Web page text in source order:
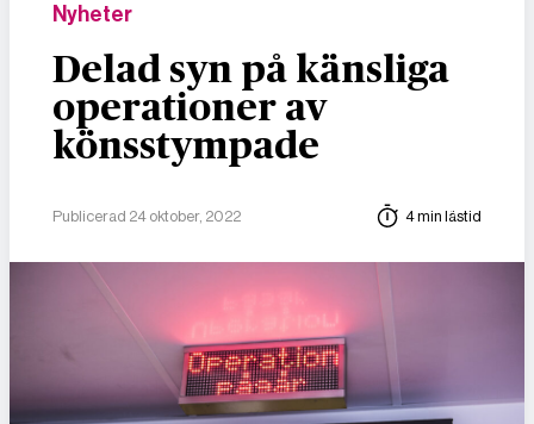
Nyheter
Delad syn på känsliga
operationer av
könsstympade
Publicerad 24 oktober, 2022 4 min lästid